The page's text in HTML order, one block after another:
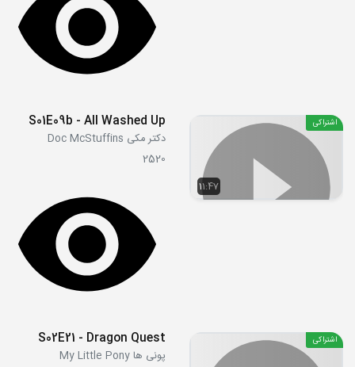
11:47
اشتراکی S01E09b - All Washed Up
دکتر مکی Doc McStuffins
2520
اشتراکی S02E21 - Dragon Quest
پونی ها My Little Pony